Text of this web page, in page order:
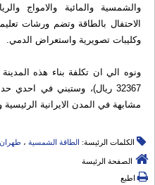
والشمسية والمائية والامواج
الاحتفال بالطاقة وتضم ورشات
وكليبات تصويرية واستعراض الدمي.
32367 ريال)، وستبني في
مشابهة في المدن الايرانية
الكلمات الرئيسة: الطاقة الشمسیة ، طهران
الصفحة الرئيسة
اطبع